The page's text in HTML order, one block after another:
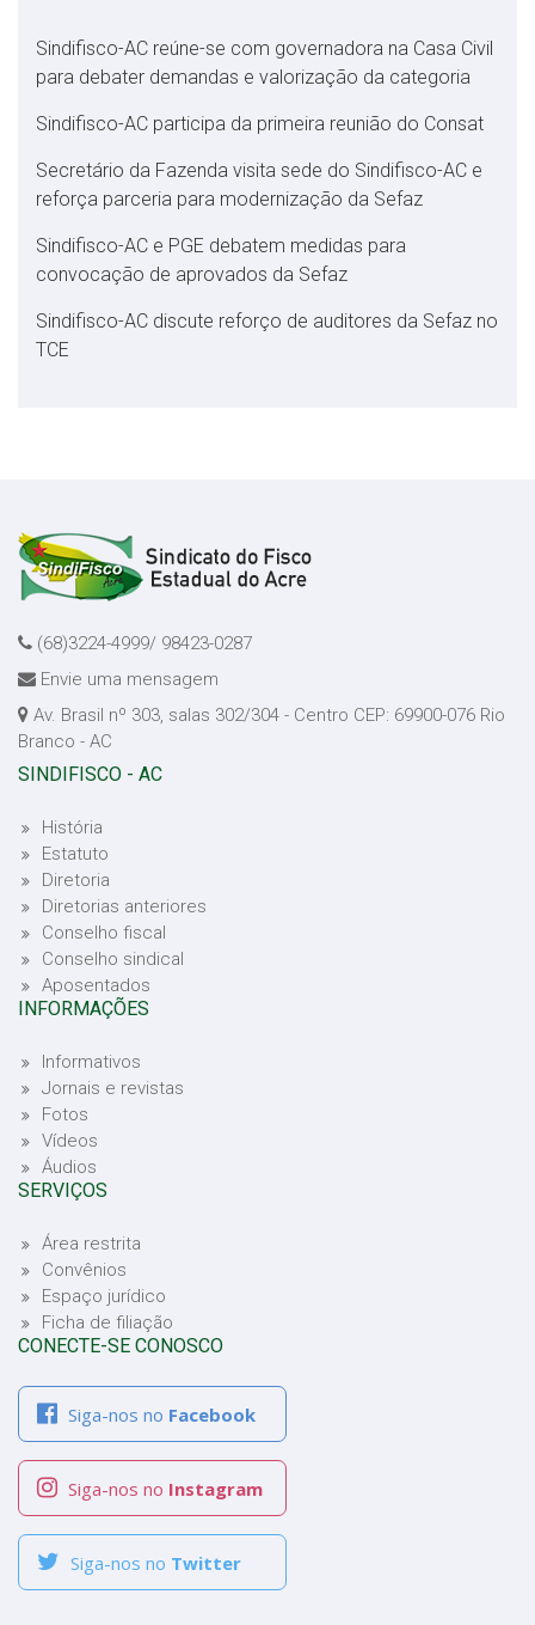
Sindifisco-AC reúne-se com governadora na Casa Civil
para debater demandas e valorização da categoria
Sindifisco-AC participa da primeira reunião do Consat
Secretário da Fazenda visita sede do Sindifisco-AC e
reforça parceria para modernização da Sefaz
Sindifisco-AC e PGE debatem medidas para
convocação de aprovados da Sefaz
Sindifisco-AC discute reforço de auditores da Sefaz no
TCE
(68)3224-4999/ 98423-0287
Envie uma mensagem
Av. Brasil nº 303, salas 302/304 - Centro CEP: 69900-076 Rio
Branco - AC
SINDIFISCO - AC
História
Estatuto
Diretoria
Diretorias anteriores
Conselho fiscal
Conselho sindical
Aposentados
INFORMAÇÕES
Informativos
Jornais e revistas
Fotos
Vídeos
Áudios
SERVIÇOS
Área restrita
Convênios
Espaço jurídico
Ficha de filiação
CONECTE-SE CONOSCO
Siga-nos no Facebook
Siga-nos no Instagram
Siga-nos no Twitter